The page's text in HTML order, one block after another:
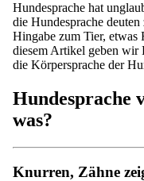
Hundesprache hat
die Hundesprache
Hingabe zum Tier,
diesem Artikel geben
die Körpersprache der
Hundesprache
was?
Knurren, Zähne